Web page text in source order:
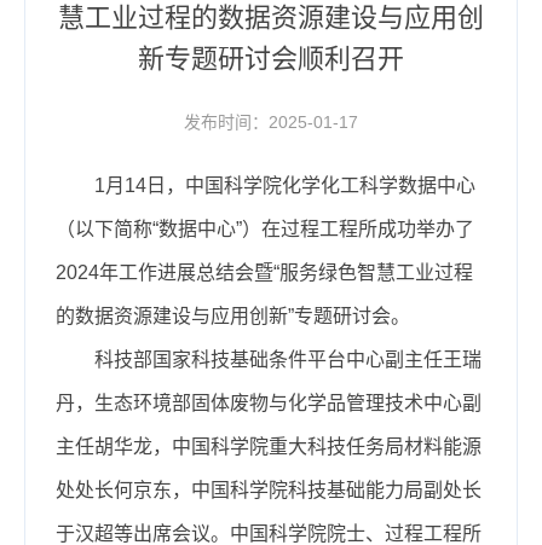
慧工业过程的数据资源建设与应用创
新专题研讨会顺利召开
发布时间：2025-01-17
1月14日，中国科学院化学化工科学数据中心
（以下简称“数据中心”）在过程工程所成功举办了
2024年工作进展总结会暨“服务绿色智慧工业过程
的数据资源建设与应用创新”专题研讨会。
科技部国家科技基础条件平台中心副主任王瑞
丹，生态环境部固体废物与化学品管理技术中心副
主任胡华龙，中国科学院重大科技任务局材料能源
处处长何京东，中国科学院科技基础能力局副处长
于汉超等出席会议。中国科学院院士、过程工程所